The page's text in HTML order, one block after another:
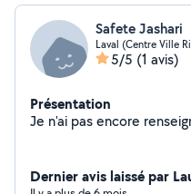
Safete Jashari
Laval (Centre Ville
5/5 (1 avis)
Présentation
Dernier avis laissé par